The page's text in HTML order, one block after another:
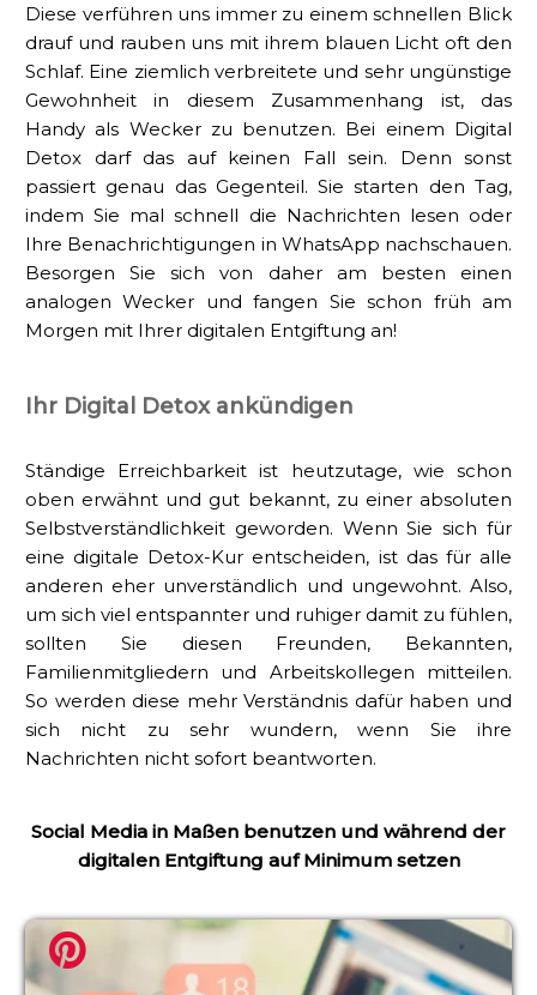
Diese verführen uns immer zu einem schnellen Blick
drauf und rauben uns mit ihrem blauen Licht oft den
Schlaf. Eine ziemlich verbreitete und sehr ungünstige
Gewohnheit in diesem Zusammenhang ist, das
Handy als Wecker zu benutzen. Bei einem Digital
Detox darf das auf keinen Fall sein. Denn sonst
passiert genau das Gegenteil. Sie starten den Tag,
indem Sie mal schnell die Nachrichten lesen oder
Ihre Benachrichtigungen in WhatsApp nachschauen.
Besorgen Sie sich von daher am besten einen
analogen Wecker und fangen Sie schon früh am
Morgen mit Ihrer digitalen Entgiftung an!
Ihr Digital Detox ankündigen
Ständige Erreichbarkeit ist heutzutage, wie schon
oben erwähnt und gut bekannt, zu einer absoluten
Selbstverständlichkeit geworden. Wenn Sie sich für
eine digitale Detox-Kur entscheiden, ist das für alle
anderen eher unverständlich und ungewohnt. Also,
um sich viel entspannter und ruhiger damit zu fühlen,
sollten Sie diesen Freunden, Bekannten,
Familienmitgliedern und Arbeitskollegen mitteilen.
So werden diese mehr Verständnis dafür haben und
sich nicht zu sehr wundern, wenn Sie ihre
Nachrichten nicht sofort beantworten.
Social Media in Maßen benutzen und während der
digitalen Entgiftung auf Minimum setzen